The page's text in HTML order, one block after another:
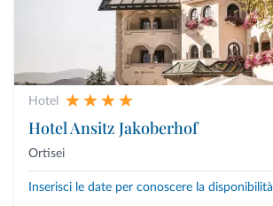
Hotel
Hotel Ansitz Jakoberhof
Ortisei
Inserisci le date per conoscere la disponibilità